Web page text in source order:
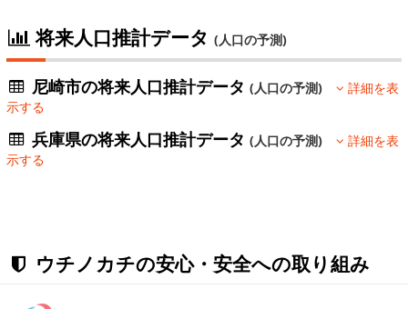
将来人口推計データ (人口の予測)
尼崎市の将来人口推計データ(人口の予測)
詳細を表
示する
兵庫県の将来人口推計データ(人口の予測)
詳細を表
示する
ウチノカチの安心・安全への取り組み